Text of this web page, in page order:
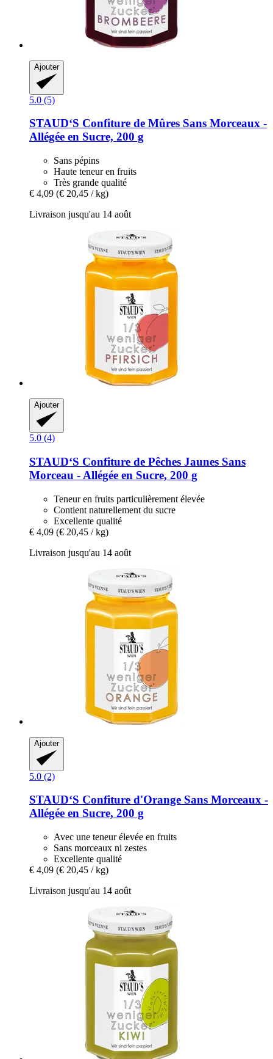
Ajouter
5.0 (5)
STAUD‘S Confiture de Mûres Sans Morceaux -​
Allégée en Sucre, 200 g
Sans pépins
Haute teneur en fruits
Très grande qualité
€ 4,09 (€ 20,45 / kg)
Livraison jusqu'au 14 août
Ajouter
5.0 (4)
STAUD‘S Confiture de Pêches Jaunes Sans
Morceau -​ Allégée en Sucre, 200 g
Teneur en fruits particulièrement élevée
Contient naturellement du sucre
Excellente qualité
€ 4,09 (€ 20,45 / kg)
Livraison jusqu'au 14 août
Ajouter
5.0 (2)
STAUD‘S Confiture d'Orange Sans Morceaux -​
Allégée en Sucre, 200 g
Avec une teneur élevée en fruits
Sans morceaux ni zestes
Excellente qualité
€ 4,09 (€ 20,45 / kg)
Livraison jusqu'au 14 août